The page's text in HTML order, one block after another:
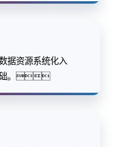
据资源系统化入
础。